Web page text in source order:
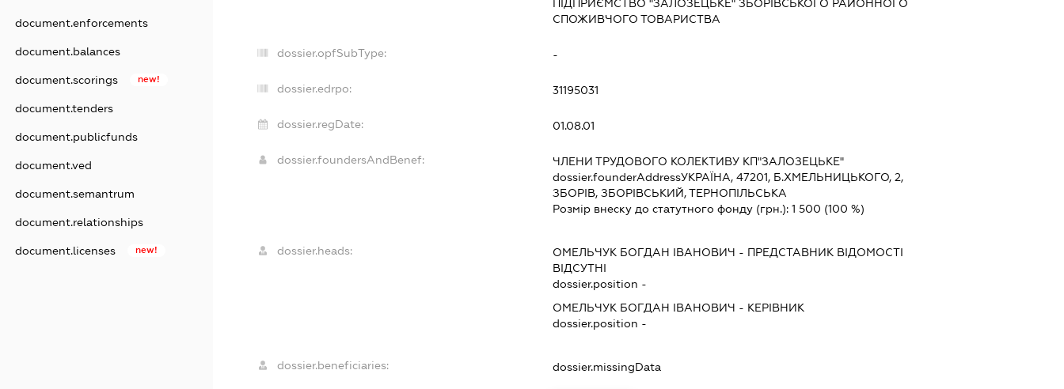
document.enforcements
document.balances
document.scorings new!
document.tenders
document.publicfunds
document.ved
document.semantrum
document.relationships
document.licenses new!
ПІДПРИЄМСТВО "ЗАЛОЗЕЦЬКЕ" ЗБОРІВСЬКОГО РАЙОННОГО
СПОЖИВЧОГО ТОВАРИСТВА
dossier.opfSubType: -
dossier.edrpo: 31195031
dossier.regDate: 01.08.01
dossier.foundersAndBenef:
ЧЛЕНИ ТРУДОВОГО КОЛЕКТИВУ КП"ЗАЛОЗЕЦЬКЕ"
dossier.founderAddressУКРАЇНА, 47201, Б.ХМЕЛЬНИЦЬКОГО, 2,
ЗБОРІВ, ЗБОРІВСЬКИЙ, ТЕРНОПІЛЬСЬКА
Розмір внеску до статутного фонду (грн.): 1 500 (100 %)
dossier.heads: ОМЕЛЬЧУК БОГДАН ІВАНОВИЧ - ПРЕДСТАВНИК ВІДОМОСТІ
ВІДСУТНІ
dossier.position -
ОМЕЛЬЧУК БОГДАН ІВАНОВИЧ - КЕРІВНИК
dossier.position -
dossier.beneficiaries: dossier.missingData